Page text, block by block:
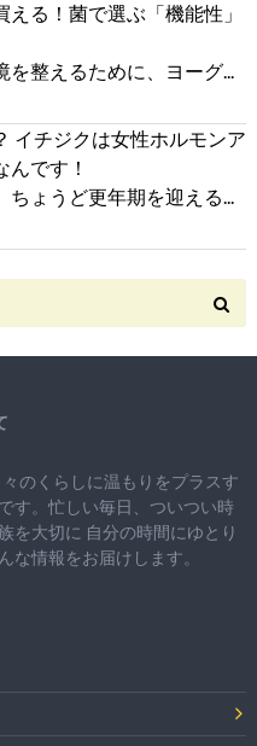
える！菌で選ぶ「機能性」
を整えるために、ヨーグ...
イチジクは女性ホルモンア
んです！
ちょうど更年期を迎える...
のくらしに温もりをプラスす
す。忙しい毎日、ついつい時
を大切に 自分の時間にゆとり
な情報をお届けします。